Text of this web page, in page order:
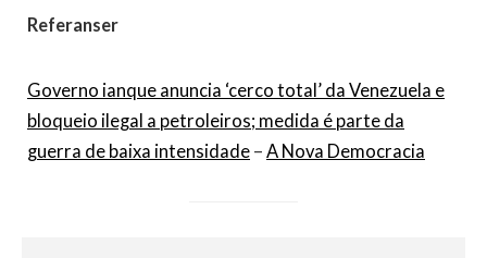
Referanser
Governo ianque anuncia ‘cerco total’ da Venezuela e
bloqueio ilegal a petroleiros; medida é parte da
guerra de baixa intensidade – A Nova Democracia